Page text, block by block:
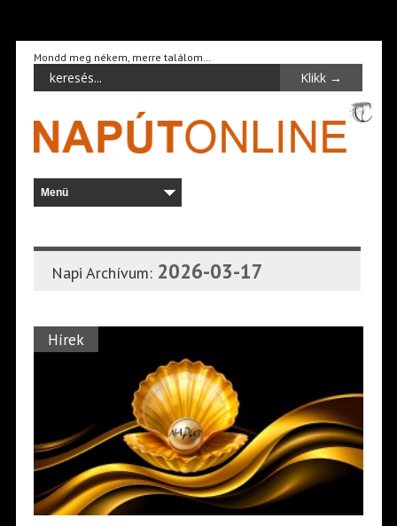
Mondd meg nékem, merre találom…
Napi Archívum: 2026-03-17
Hírek